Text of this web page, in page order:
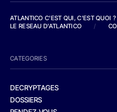
ATLANTICO C'EST QUI, C'EST QUOI ?
LE RESEAU D'ATLANTICO
/
CATEGORIES
DECRYPTAGES
DOSSIERS